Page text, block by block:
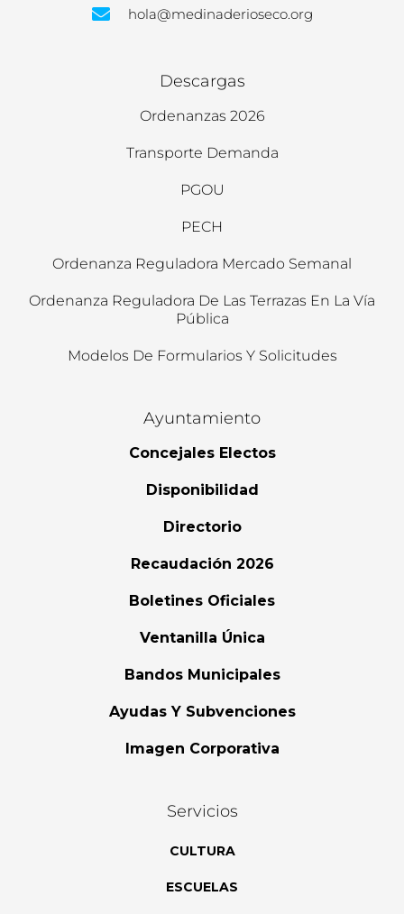
hola@medinaderioseco.org
Descargas
Ordenanzas 2026
Transporte Demanda
PGOU
PECH
Ordenanza Reguladora Mercado Semanal
Ordenanza Reguladora De Las Terrazas En La Vía
Pública
Modelos De Formularios Y Solicitudes
Ayuntamiento
Concejales Electos
Disponibilidad
Directorio
Recaudación 2026
Boletines Oficiales
Ventanilla Única
Bandos Municipales
Ayudas Y Subvenciones
Imagen Corporativa
Servicios
CULTURA
ESCUELAS